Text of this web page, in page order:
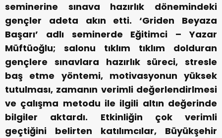
seminerine sınava hazırlık dönemindeki
gençler adeta akın etti. ‘Griden Beyaza
Başarı’ adlı seminerde Eğitimci – Yazar
Müftüoğlu; salonu tıklım tıklım dolduran
gençlere sınavlara hazırlık süreci, stresle
baş etme yöntemi, motivasyonun yüksek
tutulması, zamanın verimli değerlendirlmesi
ve çalışma metodu ile ilgili altın değerinde
bilgiler aktardı. Etkinliğin çok verimli
geçtiğini belirten katılımcılar, Büyükşehir